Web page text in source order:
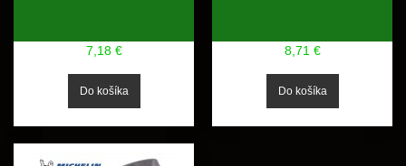
7,18 € 8,71 €